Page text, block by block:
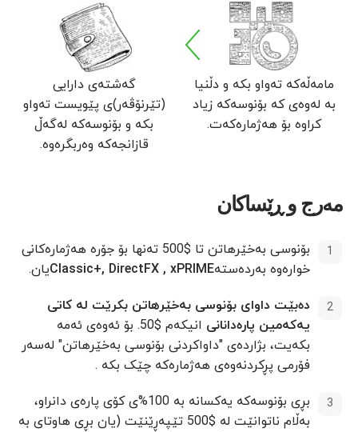
مامەڵەکە تەواو بکە و دڵنیا
بە لەوەی کە بۆنوسەکە زیاد
کراوە بۆ هەژمارەکەت.
گەشتەی دارایی
(تێرنۆڤەر)ی پێویست تەواو
بکە و بۆنوسەکە لەگەڵ
قازانجەکە وەربگرەوە.
مەرج و ڕێساکان
بۆنوسی بەخێرهاتن تا $500 تەنها بۆ جۆرە هەژمارەکانی
خوارەوە بەردەستەClassic+, DirectFX , xPRIMEیان.
دەبێت داوای بۆنوسی بەخێرهاتن بکرێت لە کاتی
یەکەمین پارەدانانی
انیکەم $50. بۆ ئەوەی ئەمە
بکەیت، بژاردەی "داواکردنی بۆنوسی بەخێرهاتن" لەسەر
فۆرمی پڕکردنەوەی هەژمارەکە چێک بکە .
بڕی بۆنوسەکە یەکسانە بە 100%ی کۆی پارەی دانراو،
بەڵام ناتوانێت لە $500 تێپەڕێنێت (یان بڕی هاوتای بە